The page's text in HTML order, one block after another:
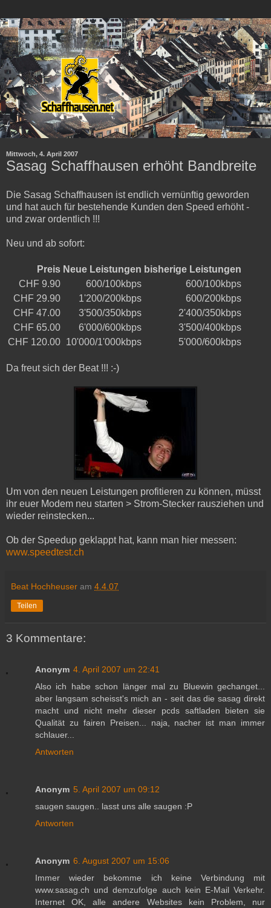
Mittwoch, 4. April 2007
Sasag Schaffhausen erhöht Bandbreite
Die Sasag Schaffhausen ist endlich vernünftig geworden
und hat auch für bestehende Kunden den Speed erhöht -
und zwar ordentlich !!!
Neu und ab sofort:
Preis Neue Leistungen bisherige Leistungen
CHF 9.90
600/100kbps
600/100kbps
CHF 29.90
1'200/200kbps
600/200kbps
CHF 47.00
3'500/350kbps
2'400/350kbps
CHF 65.00
6'000/600kbps
3'500/400kbps
CHF 120.00 10'000/1'000kbps 5'000/600kbps
Da freut sich der Beat !!! :-)
Um von den neuen Leistungen profitieren zu können, müsst
ihr euer Modem neu starten > Strom-Stecker rausziehen und
wieder reinstecken...
Ob der Speedup geklappt hat, kann man hier messen:
www.speedtest.ch
Beat Hochheuser am 4.4.07
Teilen
3 Kommentare:
Anonym 4. April 2007 um 22:41
Also ich habe schon länger mal zu Bluewin gechanget...
aber langsam scheisst's mich an - seit das die sasag direkt
macht und nicht mehr dieser pcds saftladen bieten sie
Qualität zu fairen Preisen... naja, nacher ist man immer
schlauer...
Antworten
Anonym 5. April 2007 um 09:12
saugen saugen.. lasst uns alle saugen :P
Antworten
Anonym 6. August 2007 um 15:06
Immer wieder bekomme ich keine Verbindung mit
www.sasag.ch und demzufolge auch kein E-Mail Verkehr.
Internet OK, alle andere Websites kein Problem, nur